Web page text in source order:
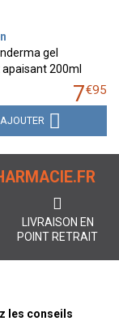
gel
200ml
7€95
AJOUTER
LIVRAISON EN
POINT RETRAIT
les conseils